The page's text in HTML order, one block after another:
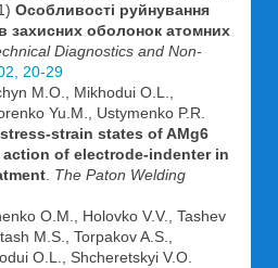
Особливості руйнування
захисних оболонок атомних
Diagnostics and Non-
20-29
M.O., Mikhodui O.L.,
Yu.M., Ustymenko P.R.
strain states of AMg6
of electrode-indenter in
The Paton Welding
O.M., Holovko V.V., Tashev
M.S., Torpakov A.S.,
O.L., Shcheretskyi V.O.